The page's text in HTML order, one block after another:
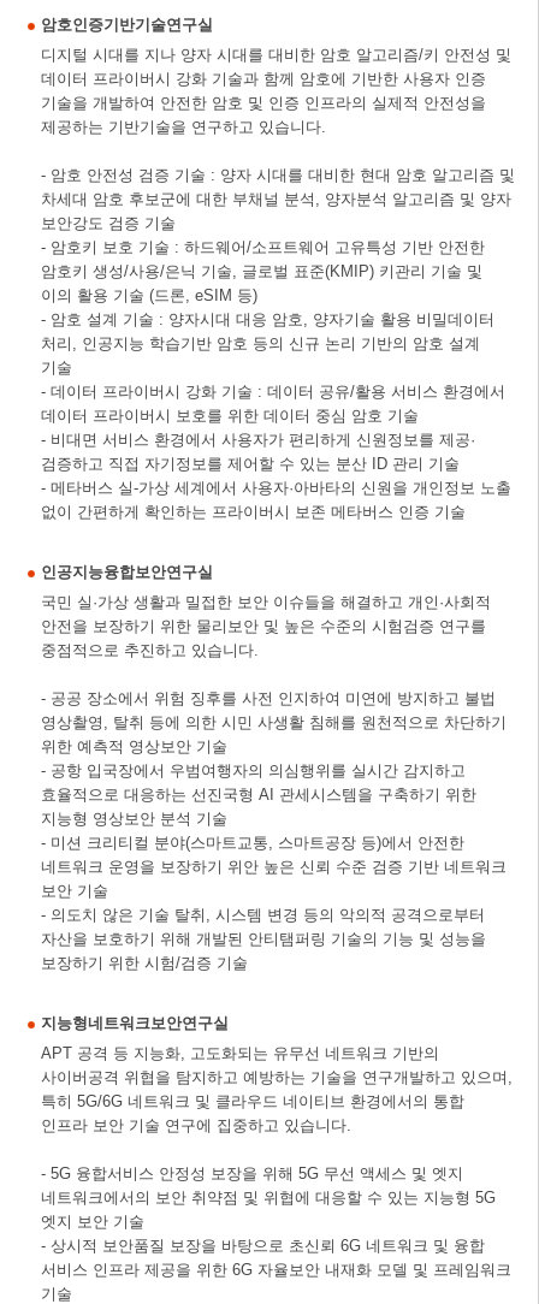
암호인증기반기술연구실
디지털 시대를 지나 양자 시대를 대비한 암호 알고리즘/키 안전성 및
데이터 프라이버시 강화 기술과 함께 암호에 기반한 사용자 인증
기술을 개발하여 안전한 암호 및 인증 인프라의 실제적 안전성을
제공하는 기반기술을 연구하고 있습니다.
- 암호 안전성 검증 기술 : 양자 시대를 대비한 현대 암호 알고리즘 및
차세대 암호 후보군에 대한 부채널 분석, 양자분석 알고리즘 및 양자
보안강도 검증 기술
- 암호키 보호 기술 : 하드웨어/소프트웨어 고유특성 기반 안전한
암호키 생성/사용/은닉 기술, 글로벌 표준(KMIP) 키관리 기술 및
이의 활용 기술 (드론, eSIM 등)
- 암호 설계 기술 : 양자시대 대응 암호, 양자기술 활용 비밀데이터
처리, 인공지능 학습기반 암호 등의 신규 논리 기반의 암호 설계
기술
- 데이터 프라이버시 강화 기술 : 데이터 공유/활용 서비스 환경에서
데이터 프라이버시 보호를 위한 데이터 중심 암호 기술
- 비대면 서비스 환경에서 사용자가 편리하게 신원정보를 제공·
검증하고 직접 자기정보를 제어할 수 있는 분산 ID 관리 기술
- 메타버스 실-가상 세계에서 사용자·아바타의 신원을 개인정보 노출
없이 간편하게 확인하는 프라이버시 보존 메타버스 인증 기술
인공지능융합보안연구실
국민 실·가상 생활과 밀접한 보안 이슈들을 해결하고 개인·사회적
안전을 보장하기 위한 물리보안 및 높은 수준의 시험검증 연구를
중점적으로 추진하고 있습니다.
- 공공 장소에서 위험 징후를 사전 인지하여 미연에 방지하고 불법
영상촬영, 탈취 등에 의한 시민 사생활 침해를 원천적으로 차단하기
위한 예측적 영상보안 기술
- 공항 입국장에서 우범여행자의 의심행위를 실시간 감지하고
효율적으로 대응하는 선진국형 AI 관세시스템을 구축하기 위한
지능형 영상보안 분석 기술
- 미션 크리티컬 분야(스마트교통, 스마트공장 등)에서 안전한
네트워크 운영을 보장하기 위안 높은 신뢰 수준 검증 기반 네트워크
보안 기술
- 의도치 않은 기술 탈취, 시스템 변경 등의 악의적 공격으로부터
자산을 보호하기 위해 개발된 안티탬퍼링 기술의 기능 및 성능을
보장하기 위한 시험/검증 기술
지능형네트워크보안연구실
APT 공격 등 지능화, 고도화되는 유무선 네트워크 기반의
사이버공격 위협을 탐지하고 예방하는 기술을 연구개발하고 있으며,
특히 5G/6G 네트워크 및 클라우드 네이티브 환경에서의 통합
인프라 보안 기술 연구에 집중하고 있습니다.
- 5G 융합서비스 안정성 보장을 위해 5G 무선 액세스 및 엣지
네트워크에서의 보안 취약점 및 위협에 대응할 수 있는 지능형 5G
엣지 보안 기술
- 상시적 보안품질 보장을 바탕으로 초신뢰 6G 네트워크 및 융합
서비스 인프라 제공을 위한 6G 자율보안 내재화 모델 및 프레임워크
기술